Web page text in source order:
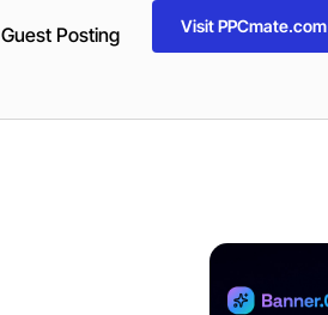
Guest Posting Visit PPCmate.com